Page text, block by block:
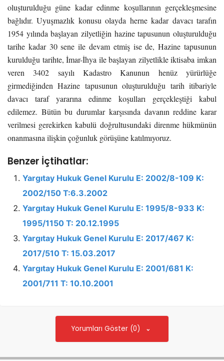
oluşturulduğu güne kadar edinme koşullarının gerçekleşmesine
bağlıdır. Uyuşmazlık konusu olayda herne kadar davacı tarafın
1954 yılında başlayan zilyetliğin hazine tapusunun oluşturulduğu
tarihe kadar 30 sene ile devam etmiş ise de, Hazine tapusunun
kurulduğu tarihte, İmar-İhya ile başlayan zilyetlikle iktisaba imkan
veren 3402 sayılı Kadastro Kanunun henüz yürürlüğe
girmediğinden Hazine tapusunun oluşturulduğu tarih itibariyle
davacı taraf yararına edinme koşulları gerçekleştiği kabul
edilemez. Bütün bu durumlar karşısında davanın reddine karar
verilmesi gerekirken kabulü doğrultusundaki direnme hükmünün
onanmasına ilişkin çoğunluk görüşüne katılmıyoruz.
Benzer İçtihatlar:
Yargıtay Hukuk Genel Kurulu E: 2002/8-109 K:
2002/150 T:6.3.2002
Yargıtay Hukuk Genel Kurulu E: 1995/8-933 K:
1995/1150 T: 20.12.1995
Yargıtay Hukuk Genel Kurulu E: 2017/467 K:
2017/510 T: 15.03.2017
Yargıtay Hukuk Genel Kurulu E: 2001/681 K:
2001/711 T: 10.10.2001
Yorumları Göster (0)